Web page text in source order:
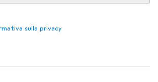
sulla privacy
arrivare a 43 anni per
di questa differenza